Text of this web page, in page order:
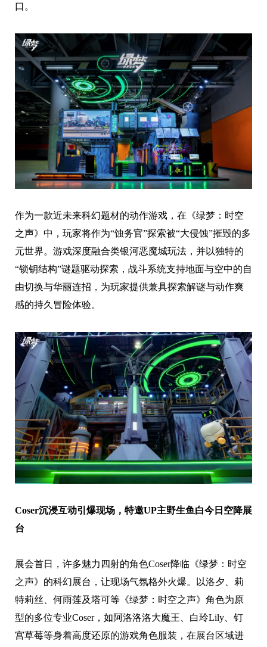
口。
作为一款近未来科幻题材的动作游戏，在《绿梦：时空
之声》中，玩家将作为“蚀务官”探索被“大侵蚀”摧毁的多
元世界。游戏深度融合类银河恶魔城玩法，并以独特的
“锁钥结构”谜题驱动探索，战斗系统支持地面与空中的自
由切换与华丽连招，为玩家提供兼具探索解谜与动作爽
感的持久冒险体验。
Coser沉浸互动引爆现场 ， 特邀UP主野生鱼白今 日空降展
台
展会首日，许多魅力四射的角色Coser降临《绿梦：时空
之声》的科幻展台，让现场气氛格外火爆。以洛夕、莉
特莉丝、何雨莲及塔可等《绿梦：时空之声》角色为原
型的多位专业Coser，如阿洛洛洛大魔王、白玲Lily、钉
宫草莓等身着高度还原的游戏角色服装，在展台区域进